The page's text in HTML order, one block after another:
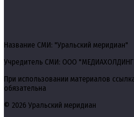
Название СМИ: "Уральский меридиан"
Учредитель СМИ: ООО
При использовании материалов
обязательна
© 2026 Уральский меридиан